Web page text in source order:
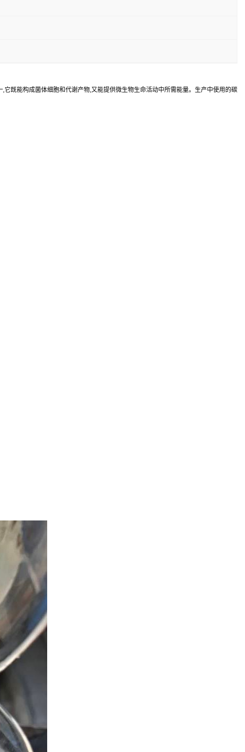
既能构成菌体细胞和代谢产物,又能提供微生物生命活动中所需能量。生产中使用的碳